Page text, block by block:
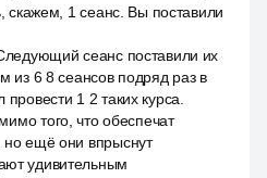
скажем, 1 сеанс. Вы поставили
сеанс поставили их
из 6 8 сеансов подряд раз в
1 2 таких курса.
того, что обеспечат
но ещё они впрыснут
удивительным